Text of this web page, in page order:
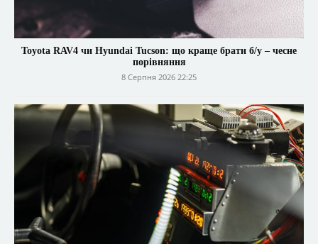
Toyota RAV4 чи Hyundai Tucson: що краще брати б/у – чесне
порівняння
8 Серпня 2026 22:25